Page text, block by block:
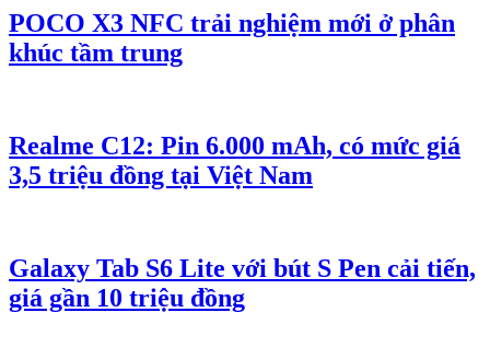
POCO X3 NFC trải nghiệm mới ở phân
khúc tầm trung
Realme C12: Pin 6.000 mAh, có mức giá
3,5 triệu đồng tại Việt Nam
Galaxy Tab S6 Lite với bút S Pen cải tiến,
giá gần 10 triệu đồng